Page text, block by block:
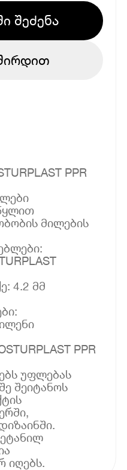
შეძენა
PPR
მილების
4.2 მმ
PPR
უფლებას
შეიტანოს
იღებს.